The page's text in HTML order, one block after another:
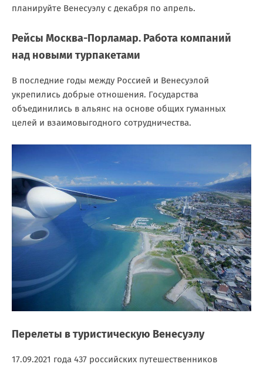
планируйте Венесуэлу с декабря по апрель.
Рейсы Москва-Порламар. Работа компаний
над новыми турпакетами
В последние годы между Россией и Венесуэлой
укрепились добрые отношения. Государства
объединились в альянс на основе общих гуманных
целей и взаимовыгодного сотрудничества.
Перелеты в туристическую Венесуэлу
17.09.2021 года 437 российских путешественников